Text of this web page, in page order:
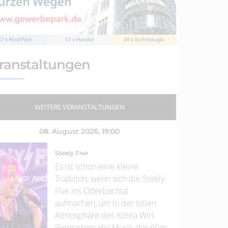
WEITERE VERANSTALTUNGEN
08. August 2026, 19:00
Steely Five
Es ist schon eine kleine
Tradition, wenn sich die Steely
Five ins Otterbachtal
aufmachen, um in der tollen
Atmosphäre des Korea Wirt